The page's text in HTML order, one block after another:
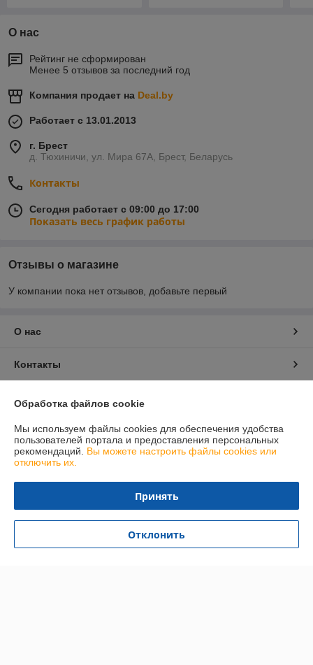
О нас
Рейтинг не сформирован
Менее 5 отзывов за последний год
Компания продает на Deal.by
Работает с 13.01.2013
г. Брест
д. Тюхиничи, ул. Мира 67А, Брест, Беларусь
Контакты
Сегодня работает с 09:00 до 17:00
Показать весь график работы
Отзывы о магазине
У компании пока нет отзывов, добавьте первый
О нас
Контакты
Доставка и оплата
График работы
Полная версия сайта
Политика обработки cookies
Сайт создан на платформе Deal.by
Обработка файлов cookie
Мы используем файлы cookies для обеспечения удобства
пользователей портала и предоставления персональных
рекомендаций. Вы можете настроить файлы cookies или
отключить их.
Принять
Отклонить